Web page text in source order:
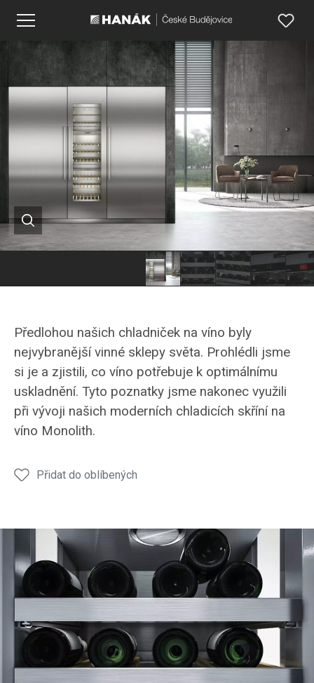
Předlohou našich chladniček na víno byly
nejvybranější vinné sklepy světa. Prohlédli jsme
si je a zjistili, co víno potřebuje k optimálnímu
uskladnění. Tyto poznatky jsme nakonec využili
při vývoji našich moderních chladicích skříní na
víno Monolith.
Přidat do oblíbených